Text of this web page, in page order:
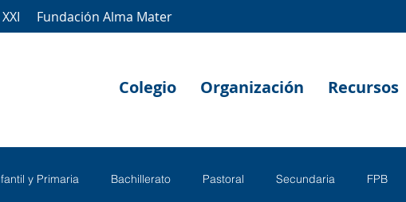
Fundación Alma Mater
Colegio Organización Recursos
y Primaria Bachillerato Pastoral Secundaria FPB